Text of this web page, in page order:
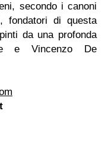
secondo i canoni
fondatori di questa
da una profonda
e Vincenzo De